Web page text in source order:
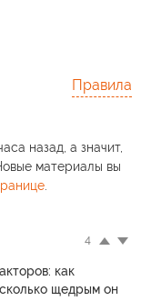
Правила
назад, а значит,
материалы вы
.
4
как
щедрым он